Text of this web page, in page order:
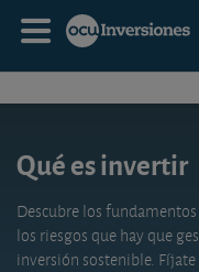
Qué es invertir
Descubre los
los riesgos que hay que
inversión sostenible.